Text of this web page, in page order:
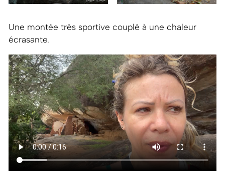
Une montée très sportive couplé à une chaleur
écrasante.